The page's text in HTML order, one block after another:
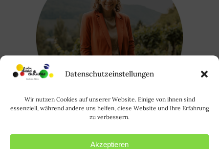
Datenschutzeinstellungen
Wir nutzen Cookies auf unserer Website. Einige von ihnen sind
essenziell, während andere uns helfen, diese Website und Ihre Erfahrung
zu verbessern.
Akzeptieren
Oi, eu sou a Rode. Saiba mais sobre